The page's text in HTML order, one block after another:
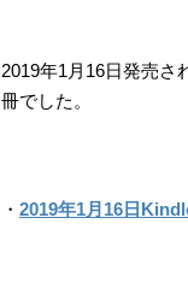
2019年1月16日発売
冊でした。
・ 2019年1月16日